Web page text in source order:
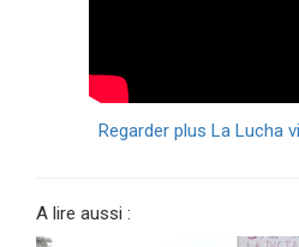
Regarder plus La Lucha
A lire aussi :